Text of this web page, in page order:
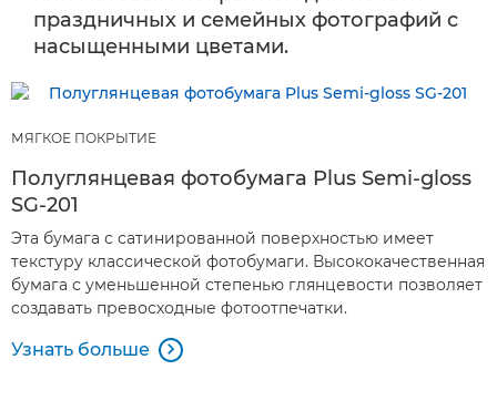
праздничных и семейных фотографий с
насыщенными цветами.
МЯГКОЕ ПОКРЫТИЕ
Полуглянцевая фотобумага Plus Semi-gloss
SG-201
Эта бумага с сатинированной поверхностью имеет
текстуру классической фотобумаги. Высококачественная
бумага с уменьшенной степенью глянцевости позволяет
создавать превосходные фотоотпечатки.
Узнать больше 